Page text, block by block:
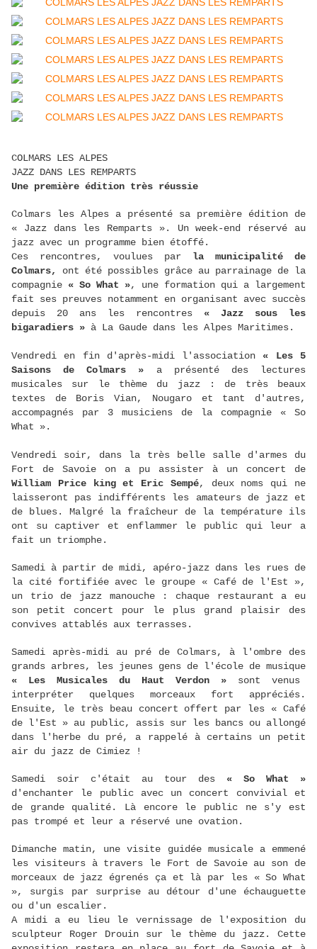
COLMARS LES ALPES
JAZZ DANS LES REMPARTS
Une première édition très réussie
Colmars les Alpes a présenté sa première édition de
« Jazz dans les Remparts ». Un week-end réservé au
jazz avec un programme bien étoffé.
Ces rencontres, voulues par la municipalité de
Colmars,
ont été possibles grâce au parrainage de la
compagnie « So What », une formation qui a largement
fait ses preuves notamment en organisant avec succès
depuis 20 ans les rencontres « Jazz sous les
bigaradiers » à La Gaude dans les Alpes Maritimes.
Vendredi en fin d'après-midi l'association « Les 5
Saisons de Colmars » a présenté des lectures
musicales sur le thème du jazz : de très beaux
textes de Boris Vian, Nougaro et tant d'autres,
accompagnés par 3 musiciens de la compagnie « So
What ».
Vendredi soir, dans la très belle salle d'armes du
Fort de Savoie on a pu assister à un concert de
William Price king et Eric Sempé, deux noms qui ne
laisseront pas indifférents les amateurs de jazz et
de blues. Malgré la fraîcheur de la température ils
ont su captiver et enflammer le public qui leur a
fait un triomphe.
Samedi à partir de midi, apéro-jazz dans les rues de
la cité fortifiée avec le groupe « Café de l'Est »,
un trio de jazz manouche : chaque restaurant a eu
son petit concert pour le plus grand plaisir des
convives attablés aux terrasses.
Samedi après-midi au pré de Colmars, à l'ombre des
grands arbres, les jeunes gens de l'école de musique
« Les Musicales du Haut Verdon » sont venus
interpréter quelques morceaux fort appréciés.
Ensuite, le très beau concert offert par les « Café
de l'Est » au public, assis sur les bancs ou allongé
dans l'herbe du pré, a rappelé à certains un petit
air du jazz de Cimiez !
Samedi soir c'était au tour des « So What »
d'enchanter le public avec un concert convivial et
de grande qualité. Là encore le public ne s'y est
pas trompé et leur a réservé une ovation.
Dimanche matin, une visite guidée musicale a emmené
les visiteurs à travers le Fort de Savoie au son de
morceaux de jazz égrenés ça et là par les « So What
», surgis par surprise au détour d'une échauguette
ou d'un escalier.
A midi a eu lieu le vernissage de l'exposition du
sculpteur Roger Drouin sur le thème du jazz. Cette